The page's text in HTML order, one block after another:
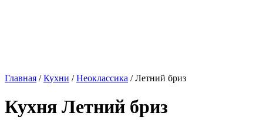
Главная /Кухни /Неоклассика / Летний бриз
Кухня Летний бриз